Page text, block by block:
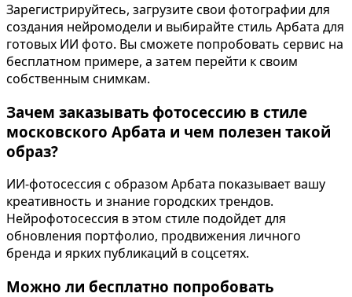
Зарегистрируйтесь, загрузите свои фотографии для
создания нейромодели и выбирайте стиль Арбата для
готовых ИИ фото. Вы сможете попробовать сервис на
бесплатном примере, а затем перейти к своим
собственным снимкам.
Зачем заказывать фотосессию в стиле
московского Арбата и чем полезен такой
образ?
ИИ-фотосессия с образом Арбата показывает вашу
креативность и знание городских трендов.
Нейрофотосессия в этом стиле подойдет для
обновления портфолио, продвижения личного
бренда и ярких публикаций в соцсетях.
Можно ли бесплатно попробовать